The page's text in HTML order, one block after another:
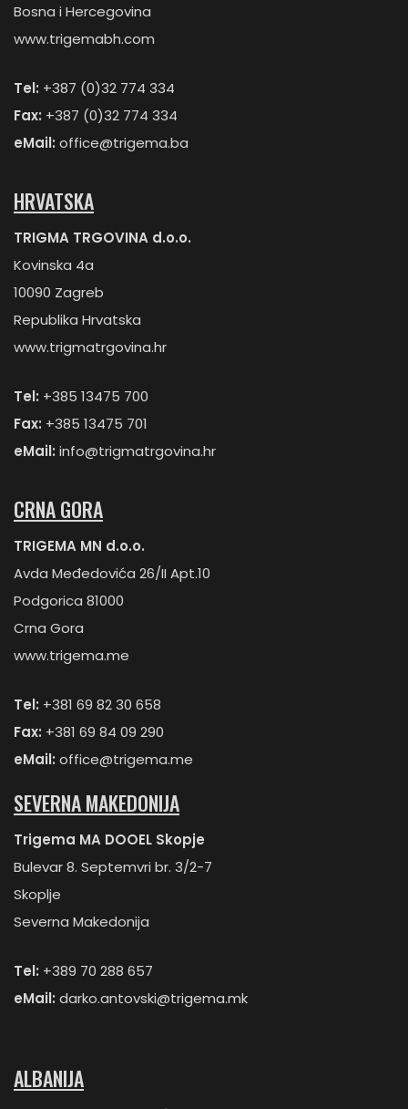
Bosna i Hercegovina
www.trigemabh.com
Tel: +387 (0)32 774 334
Fax: +387 (0)32 774 334
eMail: office@trigema.ba
HRVATSKA
TRIGMA TRGOVINA d.o.o.
Kovinska 4a
10090 Zagreb
Republika Hrvatska
www.trigmatrgovina.hr
Tel: +385 13475 700
Fax: +385 13475 701
eMail: info@trigmatrgovina.hr
CRNA GORA
TRIGEMA MN d.o.o.
Avda Međedovića 26/II Apt.10
Podgorica 81000
Crna Gora
www.trigema.me
Tel: +381 69 82 30 658
Fax: +381 69 84 09 290
eMail: office@trigema.me
SEVERNA MAKEDONIJA
Trigema MA DOOEL Skopje
Bulevar 8. Septemvri br. 3/2-7
Skoplje
Severna Makedonija
Tel: +389 70 288 657
eMail: darko.antovski@trigema.mk
ALBANIJA